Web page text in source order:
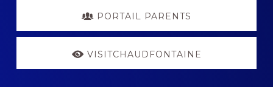
PORTAIL PARENTS
VISITCHAUDFONTAINE